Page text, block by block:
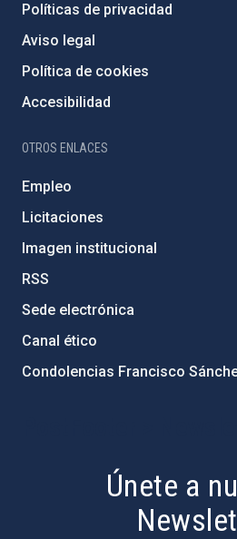
Políticas de privacidad
Aviso legal
Política de cookies
Accesibilidad
OTROS ENLACES
Empleo
Licitaciones
Imagen institucional
RSS
Sede electrónica
Canal ético
Condolencias Francisco
Únete a